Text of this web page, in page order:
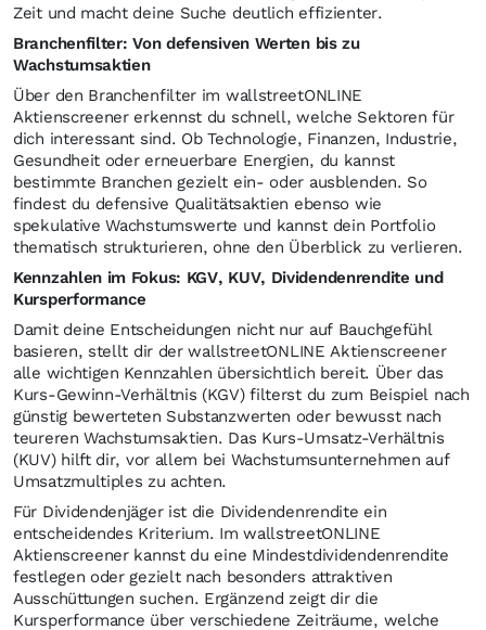
Zeit und macht deine Suche deutlich effizienter.
Branchenfilter: Von defensiven Werten bis zu
Wachstumsaktien
Über den Branchenfilter im wallstreetONLINE
Aktienscreener erkennst du schnell, welche Sektoren für
dich interessant sind. Ob Technologie, Finanzen, Industrie,
Gesundheit oder erneuerbare Energien, du kannst
bestimmte Branchen gezielt ein- oder ausblenden. So
findest du defensive Qualitätsaktien ebenso wie
spekulative Wachstumswerte und kannst dein Portfolio
thematisch strukturieren, ohne den Überblick zu verlieren.
Kennzahlen im Fokus: KGV, KUV, Dividendenrendite und
Kursperformance
Damit deine Entscheidungen nicht nur auf Bauchgefühl
basieren, stellt dir der wallstreetONLINE Aktienscreener
alle wichtigen Kennzahlen übersichtlich bereit. Über das
Kurs-Gewinn-Verhältnis (KGV) filterst du zum Beispiel nach
günstig bewerteten Substanzwerten oder bewusst nach
teureren Wachstumsaktien. Das Kurs-Umsatz-Verhältnis
(KUV) hilft dir, vor allem bei Wachstumsunternehmen auf
Umsatzmultiples zu achten.
Für Dividendenjäger ist die Dividendenrendite ein
entscheidendes Kriterium. Im wallstreetONLINE
Aktienscreener kannst du eine Mindestdividendenrendite
festlegen oder gezielt nach besonders attraktiven
Ausschüttungen suchen. Ergänzend zeigt dir die
Kursperformance über verschiedene Zeiträume, welche